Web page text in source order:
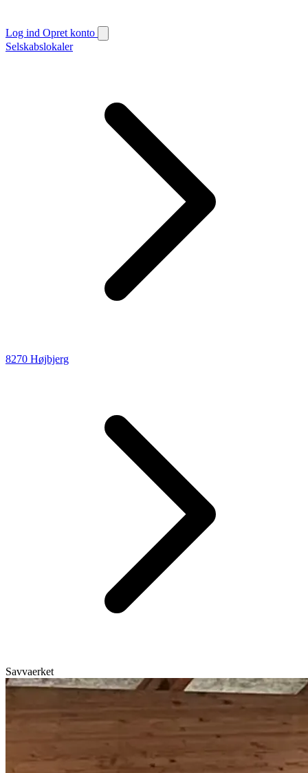
Log ind Opret konto
Selskabslokaler
8270 Højbjerg
Savvaerket